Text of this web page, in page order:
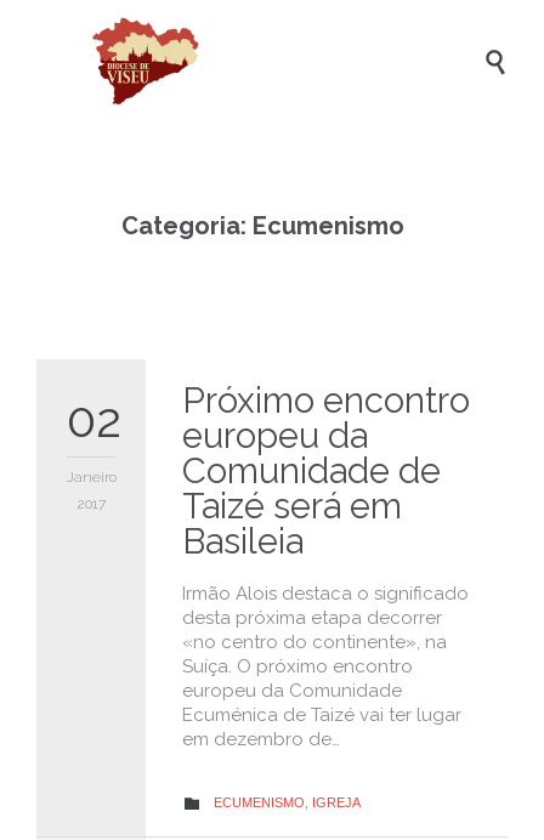

Categoria: Ecumenismo
02
Janeiro
2017
Próximo encontro
europeu da
Comunidade de
Taizé será em
Basileia
Irmão Alois destaca o significado
desta próxima etapa decorrer
«no centro do continente», na
Suíça. O próximo encontro
europeu da Comunidade
Ecuménica de Taizé vai ter lugar
em dezembro de…
 CATEGORY
ECUMENISMO IGREJA